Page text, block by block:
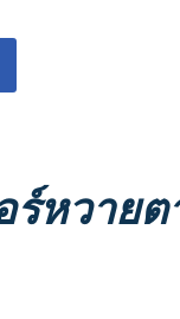
ร์หวาย